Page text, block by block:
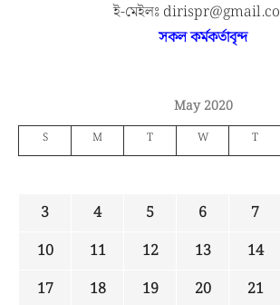
ই-মেইলঃ
সকল কর্মকর্তাবৃন্দ
May 2020
S M T W T
3
4 5 6 7
10
11 12 13 14
17
18 19 20 21